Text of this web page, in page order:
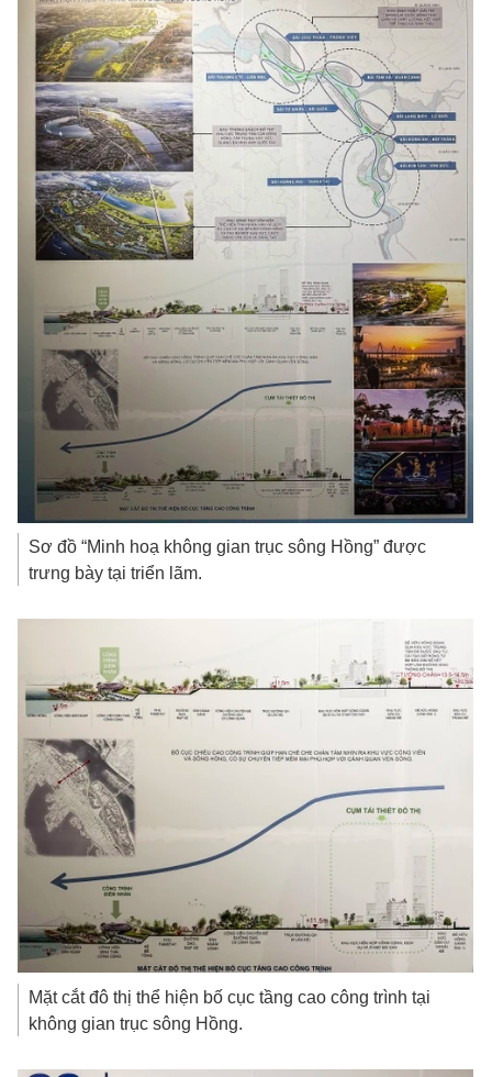
Sơ đồ “Minh hoạ không gian trục sông Hồng” được
trưng bày tại triển lãm.
Mặt cắt đô thị thể hiện bố cục tầng cao công trình tại
không gian trục sông Hồng.